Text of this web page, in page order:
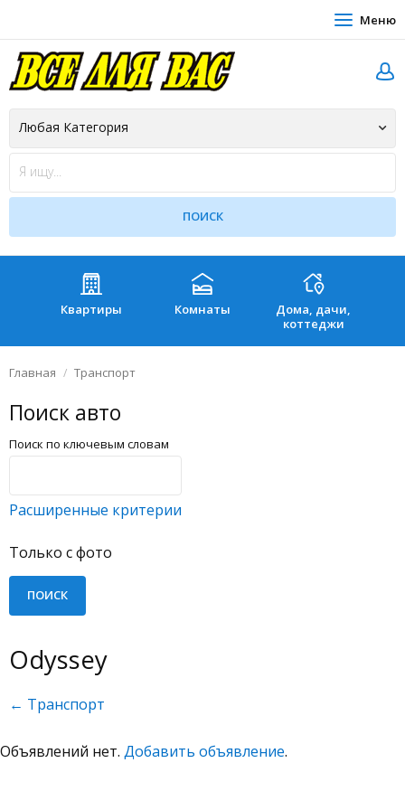
Меню
Квартиры Комнаты
Дома, дачи,
коттеджи
Главная Транспорт
Поиск авто
Поиск по ключевым словам
Расширенные критерии
Только с фото
Odyssey
← Транспорт
Объявлений нет. Добавить объявление.